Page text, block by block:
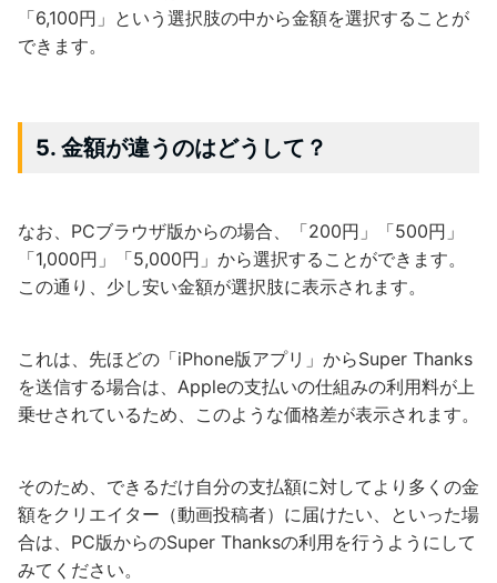
「6,100円」という選択肢の中から金額を選択することが
できます。
5. 金額が違うのはどうして？
なお、PCブラウザ版からの場合、「200円」「500円」
「1,000円」「5,000円」から選択することができます。
この通り、少し安い金額が選択肢に表示されます。
これは、先ほどの「iPhone版アプリ」からSuper Thanks
を送信する場合は、Appleの支払いの仕組みの利用料が上
乗せされているため、このような価格差が表示されます。
そのため、できるだけ自分の支払額に対してより多くの金
額をクリエイター（動画投稿者）に届けたい、といった場
合は、PC版からのSuper Thanksの利用を行うようにして
みてください。